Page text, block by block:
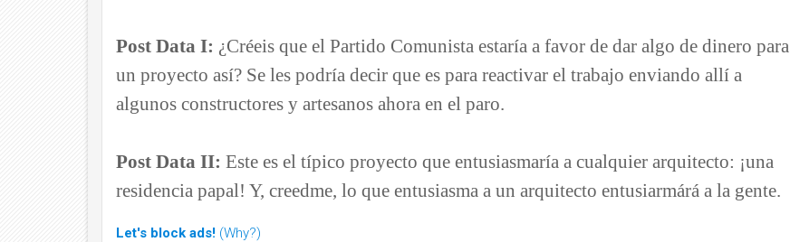
Post Data I: ¿Créeis que el Partido Comunista estaría a favor de dar algo de dinero para
un proyecto así? Se les podría decir que es para reactivar el trabajo enviando allí a
algunos constructores y artesanos ahora en el paro.
Post Data II: Este es el típico proyecto que entusiasmaría a cualquier arquitecto: ¡una
residencia papal! Y, creedme, lo que entusiasma a un arquitecto entusiarmárá a la gente.
Let's block ads! (Why?)